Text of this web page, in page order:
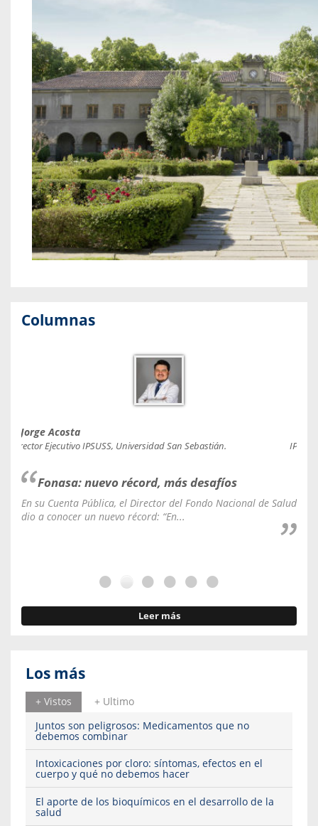
Columnas
Jorge Acosta
Director Ejecutivo IPSUSS, Universidad San Sebastián.
Fonasa: nuevo récord, más desafíos
En su Cuenta Pública, el Director del Fondo Nacional de Salud
dio a conocer un nuevo récord: “En...
Leer más
Los más
+ Vistos
+ Ultimo
Juntos son peligrosos: Medicamentos que no
debemos combinar
Intoxicaciones por cloro: síntomas, efectos en el
cuerpo y qué no debemos hacer
El aporte de los bioquímicos en el desarrollo de la
salud